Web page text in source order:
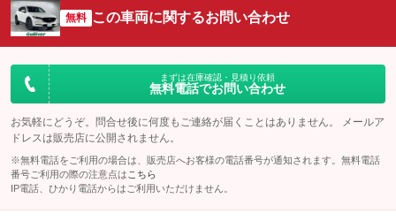
無料 この車両に関するお問い合わせ
まずは在庫確認・見積り依頼
無料電話でお問い合わせ
お気軽にどうぞ。問合せ後に何度もご連絡が届くことはありません。 メールア
ドレスは販売店に公開されません。
※無料電話をご利用の場合は、販売店へお客様の電話番号が通知されます。無料電話
番号ご利用の際の注意点は こちら
IP電話、ひかり電話からはご利用いただけません。